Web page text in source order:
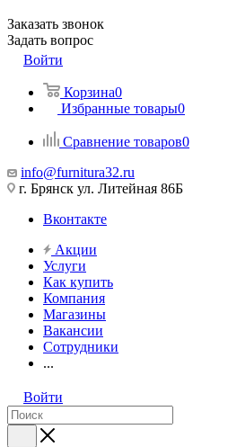
Заказать звонок
Задать вопрос
Войти
Корзина0
Избранные товары0
Сравнение товаров0
info@furnitura32.ru
г. Брянск ул. Литейная 86Б
Вконтакте
Акции
Услуги
Как купить
Компания
Магазины
Вакансии
Сотрудники
...
Войти